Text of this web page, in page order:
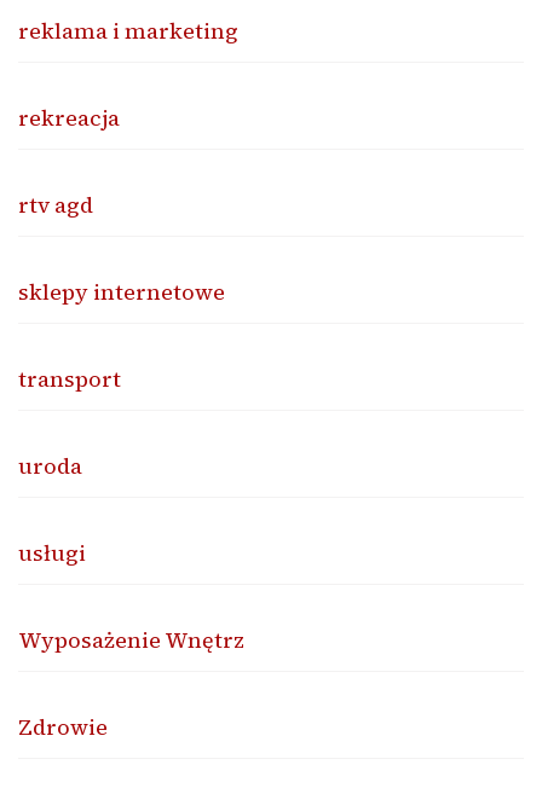
reklama i marketing
rekreacja
rtv agd
sklepy internetowe
transport
uroda
usługi
Wyposażenie Wnętrz
Zdrowie